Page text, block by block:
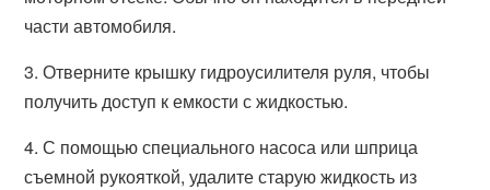
части автомобиля.
3. Отверните крышку гидроусилителя руля, чтобы
получить доступ к емкости с жидкостью.
4. С помощью специального насоса или шприца
съемной рукояткой, удалите старую жидкость из